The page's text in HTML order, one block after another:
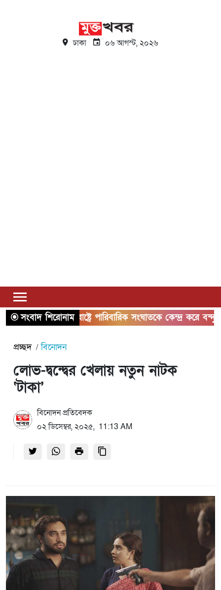
ঢাকা ০৬ আগস্ট, ২০২৬
সংবাদ শিরোনাম
যুক্তরাষ্ট্রে পারিবারিক সংঘাতকে কেন্দ্র করে বন্দুক
প্রচ্ছদ বিনোদন
লোভ-দ্বন্দ্বের খেলায় নতুন নাটক
‘টাকা’
বিনোদন প্রতিবেদক
০২ ডিসেম্বর, ২০২৫, 11:13 AM